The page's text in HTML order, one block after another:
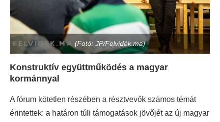
(Fotó: JP/Felvidék.ma)
Konstruktív együttműködés a magyar
kormánnyal
A fórum kötetlen részében a résztvevők számos témát
érintettek: a határon túli támogatások jövőjét az új magyar